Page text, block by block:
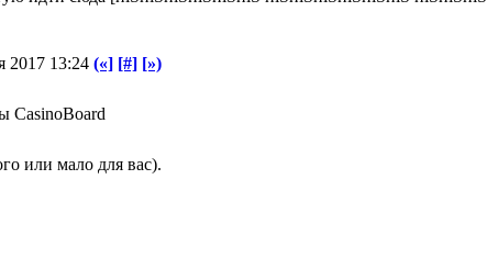
2017 13:24 («] [#] [»)
CasinoBoard
или мало для вас).